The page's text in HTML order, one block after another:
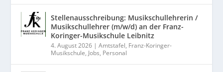
Stellenausschreibung: Musikschullehrerin /
Musikschullehrer (m/w/d) an der Franz-
Koringer-Musikschule Leibnitz
4. August 2026 |Amtstafel, Franz-Koringer-
Musikschule, Jobs, Personal